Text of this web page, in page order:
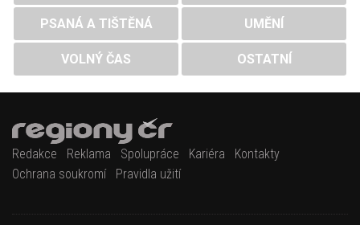
PSANÁ A TIŠTĚNÁ UMĚNÍ
VOLNÝ ČAS OSTATNÍ
Redakce Reklama Spolupráce Kariéra
Kontakty
Ochrana soukromí
Pravidla užití